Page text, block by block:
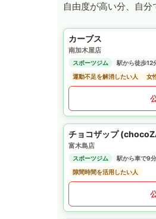
自由度が高い分、自
カーブス
南加木屋店
スポーツジム
駅から徒歩12
運動不足を解消したい人
女
チョコザップ
富木島店
スポーツジム
駅から車で9分
隙間時間を活用したい人